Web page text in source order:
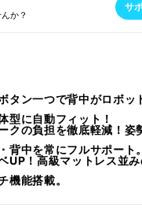
か？
サ
タン一つで背中がロボッ
型に自動フィット！
クの負担を徹底軽減！姿
背中を常にフルサポート。
UP！高級マットレス並
機能搭載。